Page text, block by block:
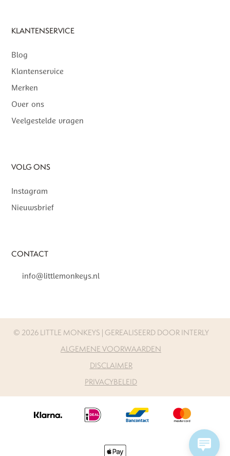
KLANTENSERVICE
Blog
Klantenservice
Merken
Over ons
Veelgestelde vragen
VOLG ONS
Instagram
Nieuwsbrief
CONTACT
info@littlemonkeys.nl
© 2026 LITTLE MONKEYS | GEREALISEERD DOOR INTERLY
ALGEMENE VOORWAARDEN
DISCLAIMER
PRIVACYBELEID